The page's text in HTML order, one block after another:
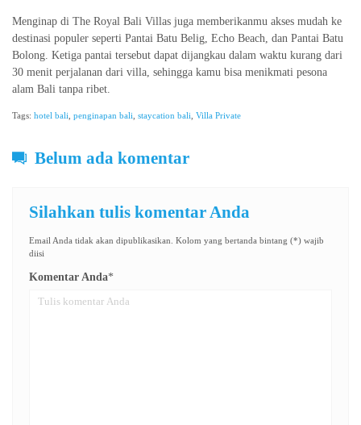
Menginap di The Royal Bali Villas juga memberikanmu akses mudah ke
destinasi populer seperti Pantai Batu Belig, Echo Beach, dan Pantai Batu
Bolong. Ketiga pantai tersebut dapat dijangkau dalam waktu kurang dari
30 menit perjalanan dari villa, sehingga kamu bisa menikmati pesona
alam Bali tanpa ribet.
Tags: hotel bali penginapan bali staycation bali Villa Private
Belum ada komentar
Silahkan tulis komentar Anda
Email Anda tidak akan dipublikasikan. Kolom yang bertanda bintang (*) wajib
diisi
Komentar Anda*